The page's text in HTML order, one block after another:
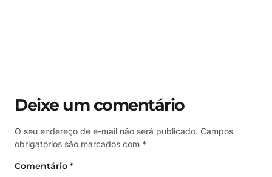
Deixe um comentário
O seu endereço de e-mail não será publicado. Campos
obrigatórios são marcados com *
Comentário *